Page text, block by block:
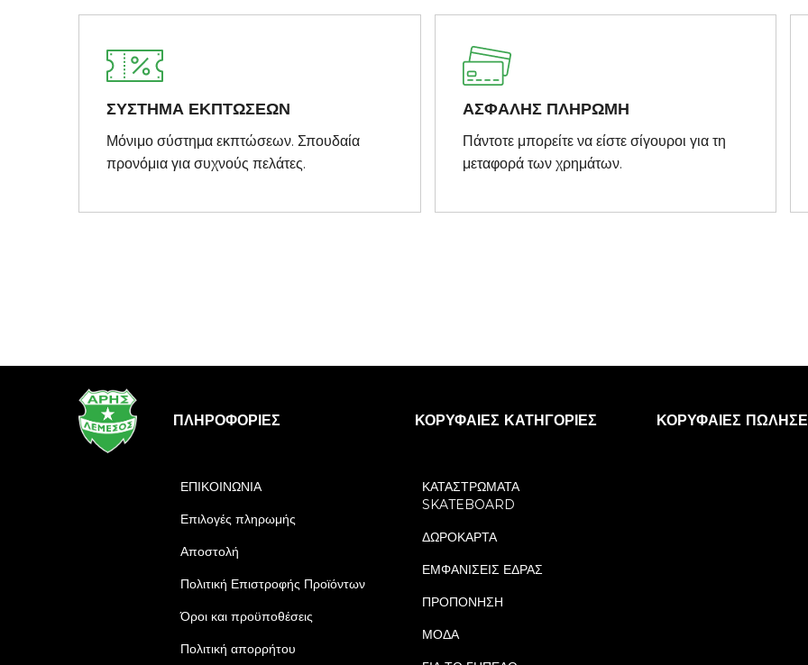
ΣΥΣΤΗΜΑ ΕΚΠΤΩΣΕΩΝ
Μόνιμο σύστημα εκπτώσεων. Σπουδαία
προνόμια για συχνούς πελάτες.
ΑΣΦΑΛΗΣ ΠΛΗΡΩΜΗ
Πάντοτε μπορείτε να είστε σίγουροι για τη
μεταφορά των χρημάτων.
ΠΛΗΡΟΦΟΡΊΕΣ
ΕΠΙΚΟΙΝΩΝΙΑ
Επιλογές πληρωμής
Αποστολή
Πολιτική Επιστροφής Προϊόντων
Όροι και προϋποθέσεις
Πολιτική απορρήτου
ΚΟΡΥΦΑΊΕΣ ΚΑΤΗΓΟΡΊΕΣ
ΚΑΤΑΣΤΡΩΜΑΤΑ
SKATEBOARD
ΔΩΡΟΚΑΡΤΑ
ΕΜΦΑΝΙΣΕΙΣ ΕΔΡΑΣ
ΠΡΟΠΟΝΗΣΗ
ΜΟΔΑ
ΚΟΡΥΦΑΊΕΣ